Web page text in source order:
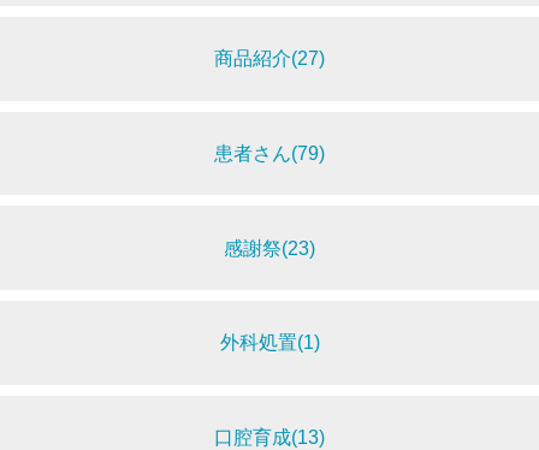
商品紹介(27)
患者さん(79)
感謝祭(23)
外科処置(1)
口腔育成(13)